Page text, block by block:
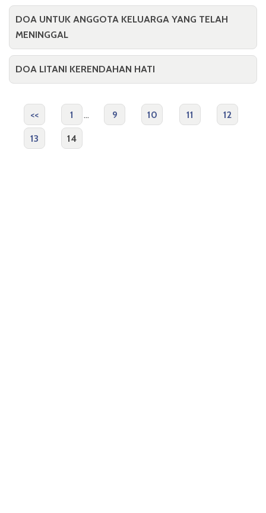
DOA UNTUK ANGGOTA KELUARGA YANG TELAH
MENINGGAL
DOA LITANI KERENDAHAN HATI
<< 1 ... 9 10 11 12
13 14